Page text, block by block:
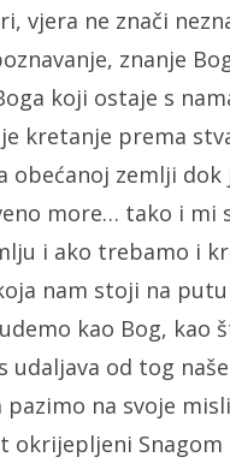
vjera ne znači
znanje
koji ostaje s
kretanje prema
obećanoj zemlji
more… tako i mi
i ako trebamo i
nam stoji na
kao Bog, kao
udaljava od tog
na svoje
okrijepljeni